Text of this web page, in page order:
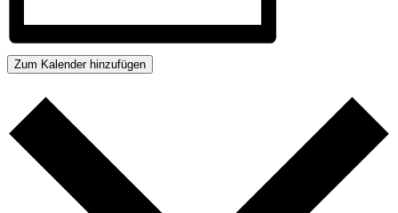
Zum Kalender hinzufügen